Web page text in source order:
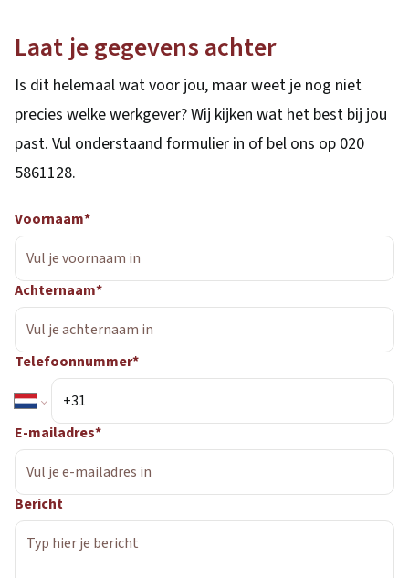
Laat je gegevens achter
Is dit helemaal wat voor jou, maar weet je nog niet
precies welke werkgever? Wij kijken wat het best bij jou
past. Vul onderstaand formulier in of bel ons op 020
5861128.
Voornaam*
Achternaam*
Telefoonnummer*
E-mailadres*
Bericht